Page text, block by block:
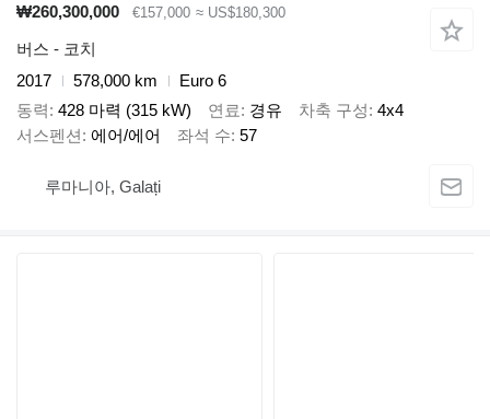
₩260,300,000
€157,000 ≈ US$180,300
버스 - 코치
2017
578,000 km
Euro 6
동력 428 마력 (315 kW) 연료 경유 차축 구성 4x4
서스펜션 에어/에어 좌석 수 57
루마니아, Galați